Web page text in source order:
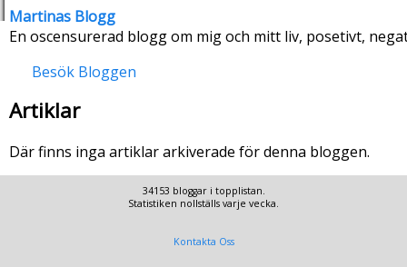
Martinas Blogg
En oscensurerad blogg om mig och mitt liv, posetivt,
Besök Bloggen
Artiklar
Där finns inga artiklar arkiverade för denna bloggen.
34153 bloggar i topplistan.
Statistiken nollställs varje vecka.
Kontakta Oss